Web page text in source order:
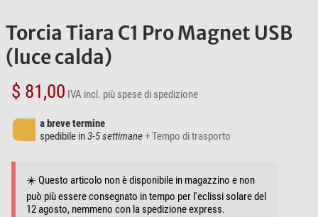
Torcia Tiara C1 Pro Magnet USB
(luce calda)
$ 81,00 IVA incl. più spese di spedizione
a breve termine
spedibile in3-5 settimane+ Tempo di trasporto
☀️ Questo articolo non è disponibile in magazzino e non
può più essere consegnato in tempo per l'eclissi solare del
12 agosto, nemmeno con la spedizione express.